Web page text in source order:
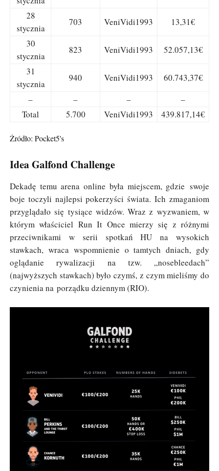
28
stycznia
703 VeniVidi1993
13,31€
30
stycznia
823 VeniVidi1993
52.057,13€
31
stycznia
940 VeniVidi1993
60.743,37€
–
– –
–
Total
5.700 VeniVidi1993 439.817,14€
Żródło: Pocket5's
Idea Galfond Challenge
Dekadę temu arena online była miejscem, gdzie swoje
boje toczyli najlepsi pokerzyści świata. Ich zmaganiom
przyglądało się tysiące widzów. Wraz z wyzwaniem, w
którym właściciel Run It Once mierzy się z różnymi
przeciwnikami w serii spotkań HU na wysokich
stawkach, wraca wspomnienie o tamtych dniach, gdy
oglądanie rywalizacji na tzw. „nosebleedach”
(najwyższych stawkach) było czymś, z czym mieliśmy do
czynienia na porządku dziennym (RIO).